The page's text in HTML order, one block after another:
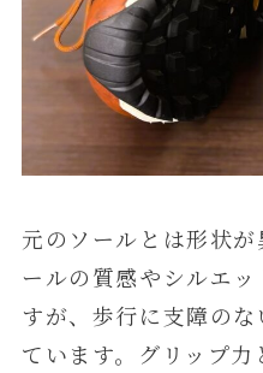
元のソールとは形状
ールの質感やシルエ
すが、歩行に支障の
ています。グリップ